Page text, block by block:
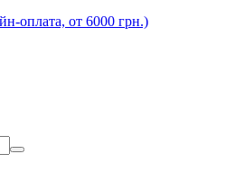
оплата, от 6000 грн.)